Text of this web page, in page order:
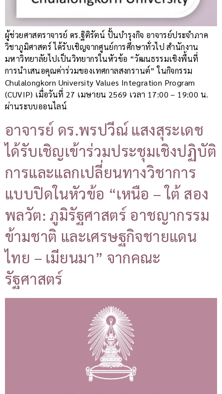
ผู้ช่วยศาสตราจารย์ ดร.ฐิติรัตน์ ปั้นบำรุงกิจ อาจารย์ประจำภาค
วิชาภูมิศาสตร์ ได้รับเชิญจากศูนย์การศึกษาทั่วไป สำนักงาน
มหาวิทยาลัยไปเป็นวิทยากรในหัวข้อ “วัฒนธรรมเชิงพื้นที่
การนำเสนอคุณค่าร่วมของเทศกาลสงกรานต์” ในกิจกรรม
Chulalongkorn University Values Integration Program
(CUVIP) เมื่อวันที่ 27 เมษายน 2569 เวลา 17:00 – 19:00 น.
ผ่านระบบออนไลน์
อาจารย์ ดร.พรปวีณ์ แสงสุระเดช
ได้รับเชิญเข้าร่วมประชุมเชิงปฏิบัติ
การและแลกเปลี่ยนทางวิชาการ
แบบปิดในหัวข้อ “เหนือ – ใต้ สอง
พลวัต: ภูมิรัฐศาสตร์ อาชญากรรม
ข้ามชาติ และเศรษฐกิจชายแดน
ไทย – เมียนมา” จากคณะ
รัฐศาสตร์